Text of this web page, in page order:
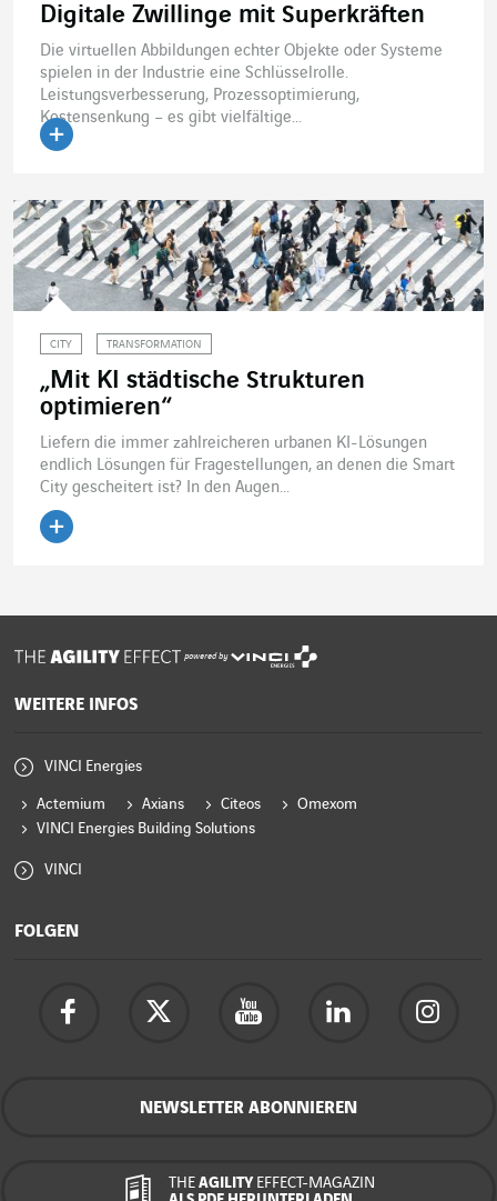
Digitale Zwillinge mit Superkräften
Die virtuellen Abbildungen echter Objekte oder Systeme
spielen in der Industrie eine Schlüsselrolle.
Leistungsverbesserung, Prozessoptimierung,
Kostensenkung – es gibt vielfältige...
CITY TRANSFORMATION
„Mit KI städtische Strukturen
optimieren“
Liefern die immer zahlreicheren urbanen KI-Lösungen
endlich Lösungen für Fragestellungen, an denen die Smart
City gescheitert ist? In den Augen...
powered by
WEITERE INFOS
VINCI Energies
Actemium Axians Citeos
Omexom
VINCI Energies Building Solutions
VINCI
FOLGEN
NEWSLETTER ABONNIEREN
THE AGILITY EFFECT-MAGAZIN